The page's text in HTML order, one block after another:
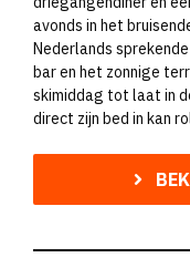
avonds in het
Nederlands
bar en het zonnige
skimiddag tot laat in
direct zijn bed in kan